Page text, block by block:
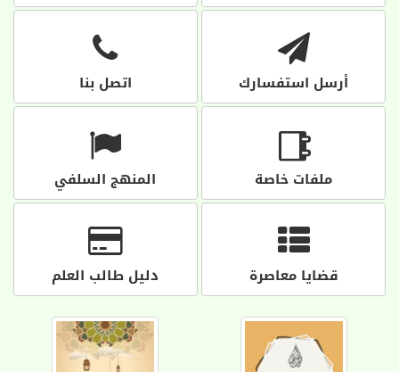
أرسل استفسارك اتصل بنا
ملفات خاصة المنهج السلفي
قضايا معاصرة دليل طالب العلم